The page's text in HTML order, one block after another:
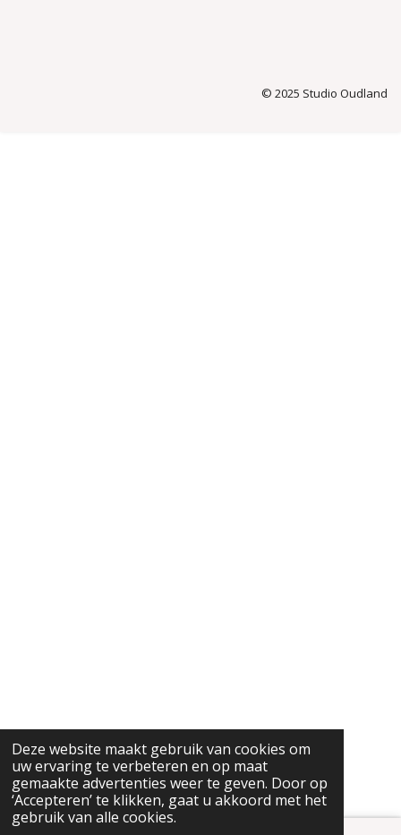
Deze website maakt gebruik van cookies om
uw ervaring te verbeteren en op maat
gemaakte advertenties weer te geven. Door op
‘Accepteren’ te klikken, gaat u akkoord met het
gebruik van alle cookies.
© 2025 Studio Oudland